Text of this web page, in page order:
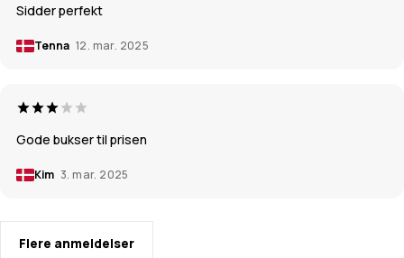
Sidder perfekt
Tenna 12. mar. 2025
Gode bukser til prisen
Kim 3. mar. 2025
Flere anmeldelser